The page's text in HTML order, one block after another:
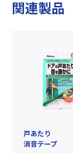
関連製品
戸あたり
消音テープ